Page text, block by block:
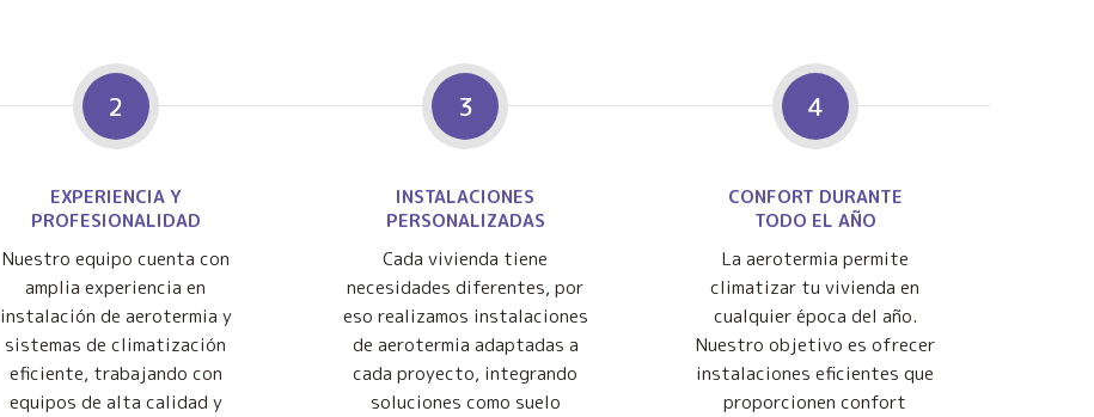
2
EXPERIENCIA Y
PROFESIONALIDAD
Nuestro equipo cuenta con
amplia experiencia en
instalación de aerotermia y
sistemas de climatización
eficiente, trabajando con
equipos de alta calidad y
3
INSTALACIONES
PERSONALIZADAS
Cada vivienda tiene
necesidades diferentes, por
eso realizamos instalaciones
de aerotermia adaptadas a
cada proyecto, integrando
soluciones como suelo
4
CONFORT DURANTE
TODO EL AÑO
La aerotermia permite
climatizar tu vivienda en
cualquier época del año.
Nuestro objetivo es ofrecer
instalaciones eficientes que
proporcionen confort